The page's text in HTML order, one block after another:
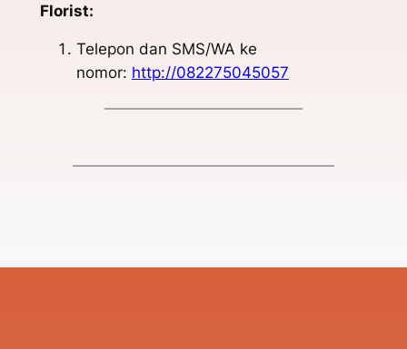
Florist:
Telepon dan SMS/WA ke
nomor: http://082275045057